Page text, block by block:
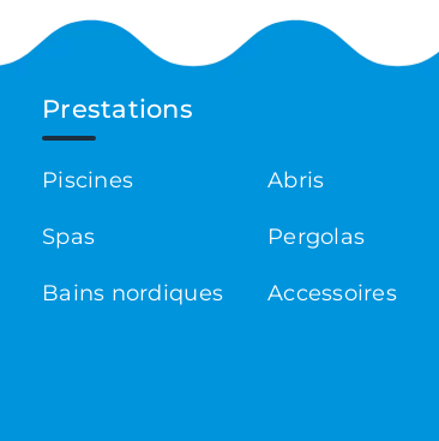
Prestations
Piscines
Spas
Bains nordiques
Abris
Pergolas
Accessoires